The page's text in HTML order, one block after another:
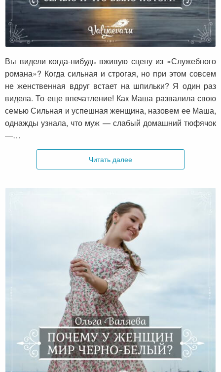
Как Маша развалила свою семью и что
было потом?
Вы видели когда-нибудь вживую сцену из «Служебного
романа»? Когда сильная и строгая, но при этом совсем
не женственная вдруг встает на шпильки? Я один раз
видела. То еще впечатление! Как Маша развалила свою
семью Сильная и успешная женщина, назовем ее Маша,
однажды узнала, что муж — слабый домашний тюфячок
—…
Читать далее